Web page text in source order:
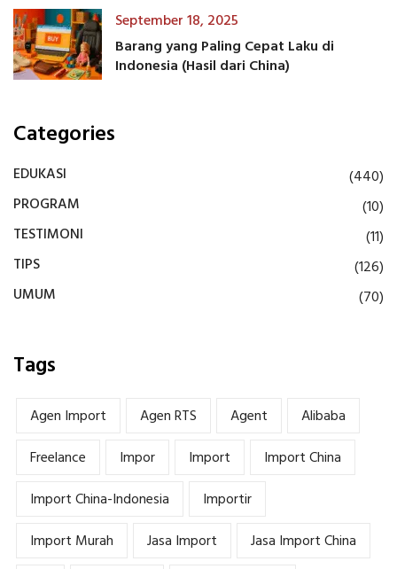
September 18, 2025
Barang yang Paling Cepat Laku di
Indonesia (Hasil dari China)
Categories
EDUKASI
(440)
PROGRAM
(10)
TESTIMONI
(11)
TIPS
(126)
UMUM
(70)
Tags
Agen Import Agen RTS Agent
Alibaba
Freelance
Impor Import
Import China
Import China-Indonesia
Importir
Import Murah
Jasa Import
Jasa Import China